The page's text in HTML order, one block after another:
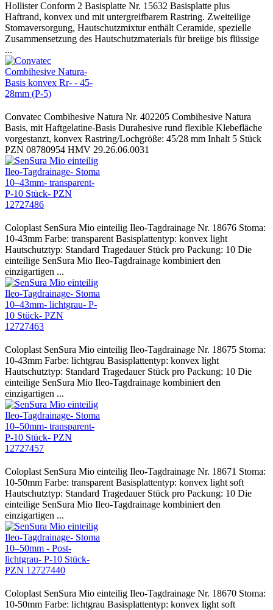
Hollister Conform 2 Basisplatte Nr. 15632 Basisplatte plus
Haftrand, konvex und mit untergreifbarem Rastring. Zweiteilige
Stomaversorgung, Hautschutzmixtur enthält Ceramide, spezielle
Zusammensetzung des Hautschutzmaterials für breiige bis flüssige
...
Convatec Combihesive Natura Nr. 402205 Combihesive Natura
Basis, mit Haftgelatine-Basis Durahesive rund flexible Klebefläche
vorgestanzt, konvex Rastring/Lochgröße: 45/28 mm Inhalt 5 Stück
PZN 08780954 HMV 29.26.06.0031
Coloplast SenSura Mio einteilig Ileo-Tagdrainage Nr. 18676 Stoma:
10-43mm Farbe: transparent Basisplattentyp: konvex light
Hautschutztyp: Standard Tragedauer Stück pro Packung: 10 Die
einteilige SenSura Mio Ileo-Tagdrainage kombiniert den
einzigartigen ...
Coloplast SenSura Mio einteilig Ileo-Tagdrainage Nr. 18675 Stoma:
10-43mm Farbe: lichtgrau Basisplattentyp: konvex light
Hautschutztyp: Standard Tragedauer Stück pro Packung: 10 Die
einteilige SenSura Mio Ileo-Tagdrainage kombiniert den
einzigartigen ...
Coloplast SenSura Mio einteilig Ileo-Tagdrainage Nr. 18671 Stoma:
10-50mm Farbe: transparent Basisplattentyp: konvex light soft
Hautschutztyp: Standard Tragedauer Stück pro Packung: 10 Die
einteilige SenSura Mio Ileo-Tagdrainage kombiniert den
einzigartigen ...
Coloplast SenSura Mio einteilig Ileo-Tagdrainage Nr. 18670 Stoma:
10-50mm Farbe: lichtgrau Basisplattentyp: konvex light soft